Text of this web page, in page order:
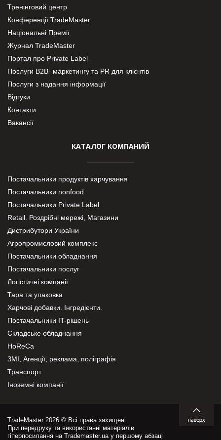
Тренінговий центр
Конференції TradeMaster
Національні Премії
Журнал TradeMaster
Портал про Private Label
Послуги В2В- маркетингу та PR для клієнтів
Послуги з надання інформації
Відгуки
Контакти
Вакансії
КАТАЛОГ КОМПАНИЙ
Постачальники продуктів харчування
Постачальники nonfood
Постачальники Private Label
Retail. Роздрібні мережі, Магазини
Дистрибутори України
Агропромисловий комплекс
Постачальники обладнання
Постачальники послуг
Логістичні компанії
Тара та упаковка
Харчові добавки. Інгредієнти.
Постачальники IT-рішень
Складське обладнання
HoReCa
ЗМІ, Агенції, реклама, поліграфія
Транспорт
Іноземні компанії
TradeMaster 2026 © Всі права захищені.
При передруку та використанні матеріалів
гіперпосилання на Trademaster.ua у першому абзаці